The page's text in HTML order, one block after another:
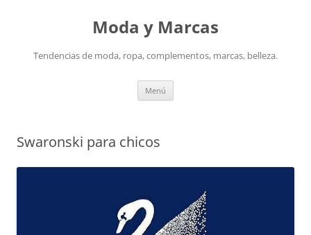
Moda y Marcas
Tendencias de moda, ropa, complementos, marcas, belleza.
Menú
Swaronski para chicos